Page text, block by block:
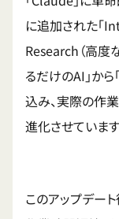
に追加された「
Research（高度
るだけのAI」か
込み、実際の作
進化させています
このアップデー